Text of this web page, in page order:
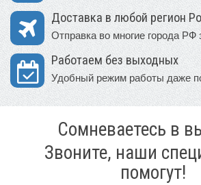
Доставка в любой регион
Отправка во многие города РФ
Работаем без выходных
Удобный режим работы даже
Сомневаетесь в
Звоните, наши
помогут!